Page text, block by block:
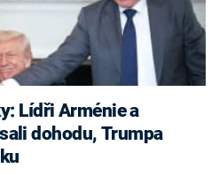
dohodu, Trumpa